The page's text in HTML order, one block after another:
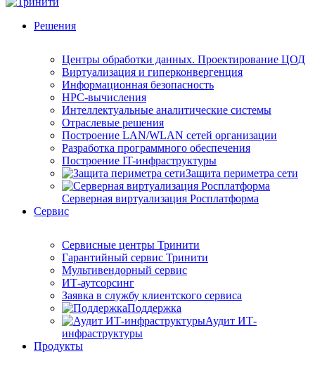
Решения
Центры обработки данных. Проектирование ЦОД
Виртуализация и гиперконвергенция
Информационная безопасность
HPC-вычисления
Интеллектуальные аналитические системы
Отраслевые решения
Построение LAN/WLAN сетей организации
Разработка программного обеспечения
Построение IT-инфраструктуры
Защита периметра сети
Серверная виртуализация Росплатформа
Сервис
Сервисные центры Тринити
Гарантийный сервис Тринити
Мультивендорный сервис
ИТ-аутсорсинг
Заявка в службу клиентского сервиса
Поддержка
Аудит ИТ-
инфраструктуры
Продукты